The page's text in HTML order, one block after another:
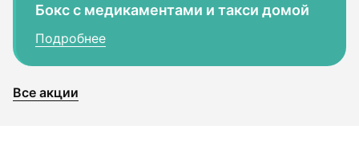
Бокс с медикаментами и такси домой
Подробнее
Все акции